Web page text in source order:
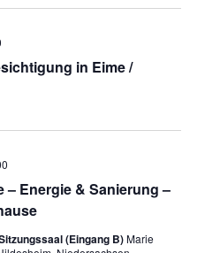
in Eime /
– Energie & Sanierung –
(Eingang B)Marie